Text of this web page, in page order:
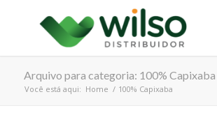
Arquivo para categoria: 100% Capixaba
Você está aqui: Home / 100% Capixaba